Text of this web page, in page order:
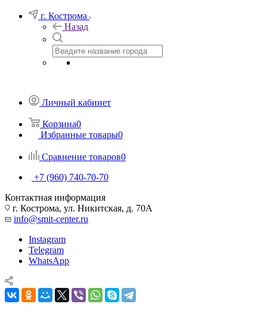
г. Кострома
Назад
Личный кабинет
Корзина0
Избранные товары0
Сравнение товаров0
+7 (960) 740-70-70
Контактная информация
г. Кострома, ул. Никитская, д. 70А
info@smit-center.ru
Instagram
Telegram
WhatsApp